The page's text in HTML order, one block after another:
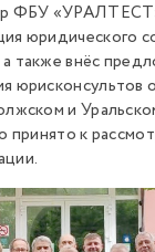
ФБУ
юридического
также внёс
юрисконсультов
и
принято к